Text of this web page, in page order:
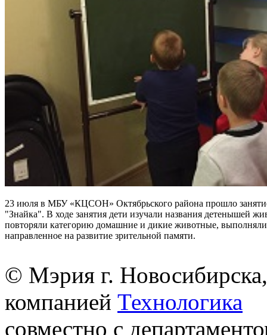
23 июля в МБУ «КЦСОН» Октябрьского района прошло
"Знайка". В ходе занятия дети изучали названия детенышей
повторяли категорию домашние и дикие животные,
направленное на развитие зрительной памяти.
© Мэрия г.
компанией Технологика
совместно с